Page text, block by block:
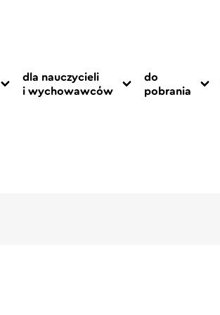
dla nauczycieli
i wychowawców
do
pobrania